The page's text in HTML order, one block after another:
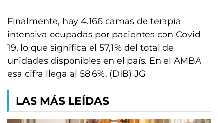
Finalmente, hay 4.166 camas de terapia
intensiva ocupadas por pacientes con Covid-
19, lo que significa el 57,1% del total de
unidades disponibles en el país. En el AMBA
esa cifra llega al 58,6%. (DIB) JG
LAS MÁS LEÍDAS